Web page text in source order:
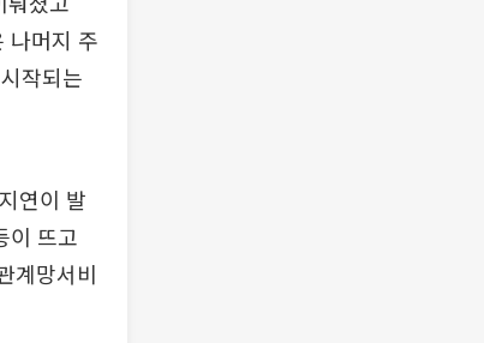
나머지 주
작되는
연이 발
이 뜨고
계망서비